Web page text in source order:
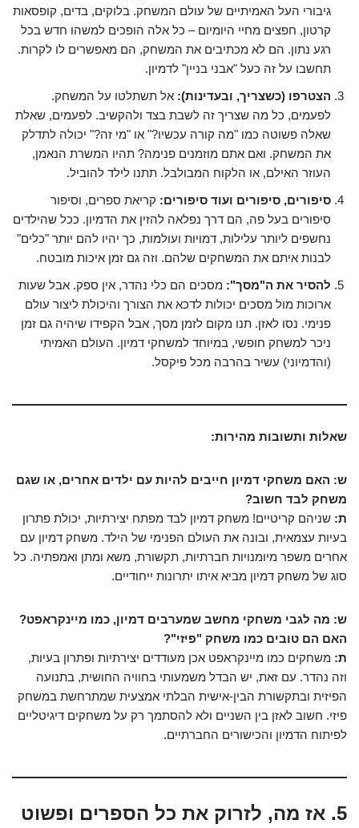
גיבורי העל האמיתיים של עולם המשחק. בלוקים, בדים, קופסאות
קרטון, חפצים מחיי היומיום – כל אלה הופכים למשהו חדש בכל
רגע נתון. הם לא מכתיבים את המשחק, הם מאפשרים לו לקרות.
תחשבו על זה כעל "אבני בניין" לדמיון.
הצטרפו (כשצריך, ובעדינות): אל תשתלטו על המשחק.
לפעמים, כל מה שצריך זה לשבת בצד ולהקשיב. לפעמים, שאלת
שאלה פשוטה כמו "מה קורה עכשיו?" או "מי זה?" יכולה לתדלק
את המשחק. ואם אתם מוזמנים פנימה? תהיו המשרת הנאמן,
העוזר האילם, או הלקוח המבולבל. תתנו לילד להוביל.
סיפורים, סיפורים ועוד סיפורים: קריאת ספרים, וסיפור
סיפורים בעל פה, הם דרך נפלאה להזין את הדמיון. ככל שהילדים
נחשפים ליותר עלילות, דמויות ועולמות, כך יהיו להם יותר "כלים"
לבנות איתם את המשחקים שלהם. וזה גם זמן איכות מובטח.
להסיר את ה"מסך": מסכים הם כלי נהדר, אין ספק. אבל שעות
ארוכות מול מסכים יכולות לדכא את הצורך והיכולת ליצור עולם
פנימי. נסו לאזן. תנו מקום לזמן מסך, אבל הקפידו שיהיה גם זמן
ניכר למשחק חופשי, במיוחד למשחקי דמיון. העולם האמיתי
(והדמיוני) עשיר בהרבה מכל פיקסל.
שאלות ותשובות מהירות:
ש: האם משחקי דמיון חייבים להיות עם ילדים אחרים, או שגם
משחק לבד חשוב?
ת: שניהם קריטיים! משחק דמיון לבד מפתח יצירתיות, יכולת פתרון
בעיות עצמאית, ובונה את העולם הפנימי של הילד. משחק דמיון עם
אחרים משפר מיומנויות חברתיות, תקשורת, משא ומתן ואמפתיה. כל
סוג של משחק דמיון מביא איתו יתרונות ייחודיים.
ש: מה לגבי משחקי מחשב שמערבים דמיון, כמו מיינקראפט?
האם הם טובים כמו משחק "פיזי"?
ת: משחקים כמו מיינקראפט אכן מעודדים יצירתיות ופתרון בעיות,
וזה נהדר. עם זאת, יש הבדל משמעותי בחוויה החושית, בתנועה
הפיזית ובתקשורת הבין-אישית הבלתי אמצעית שמתרחשת במשחק
פיזי. חשוב לאזן בין השניים ולא להסתמך רק על משחקים דיגיטליים
לפיתוח הדמיון והכישורים החברתיים.
5. אז מה, לזרוק את כל הספרים ופשוט